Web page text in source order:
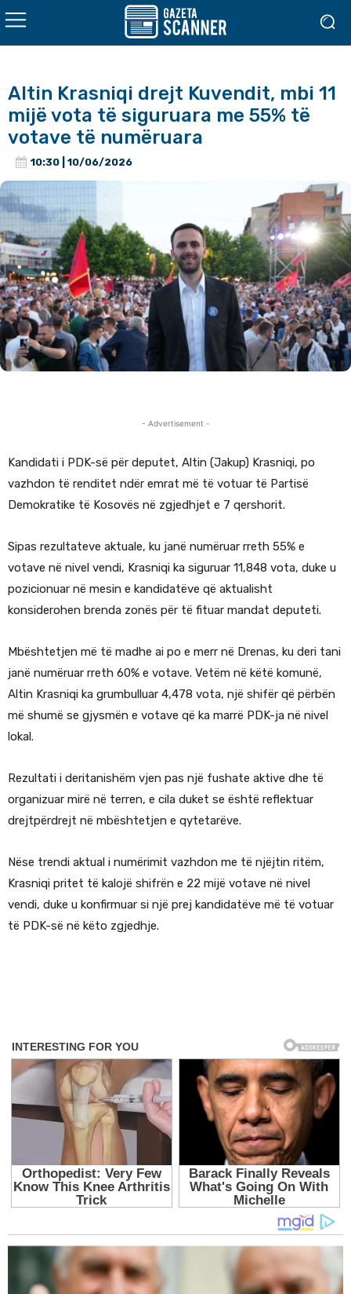
Altin Krasniqi drejt Kuvendit, mbi 11
mijë vota të siguruara me 55% të
votave të numëruara
10:30 | 10/06/2026
- Advertisement -
Kandidati i PDK-së për deputet, Altin (Jakup) Krasniqi, po
vazhdon të renditet ndër emrat më të votuar të Partisë
Demokratike të Kosovës në zgjedhjet e 7 qershorit.
Sipas rezultateve aktuale, ku janë numëruar rreth 55% e
votave në nivel vendi, Krasniqi ka siguruar 11,848 vota, duke u
pozicionuar në mesin e kandidatëve që aktualisht
konsiderohen brenda zonës për të fituar mandat deputeti.
Mbështetjen më të madhe ai po e merr në Drenas, ku deri tani
janë numëruar rreth 60% e votave. Vetëm në këtë komunë,
Altin Krasniqi ka grumbulluar 4,478 vota, një shifër që përbën
më shumë se gjysmën e votave që ka marrë PDK-ja në nivel
lokal.
Rezultati i deritanishëm vjen pas një fushate aktive dhe të
organizuar mirë në terren, e cila duket se është reflektuar
drejtpërdrejt në mbështetjen e qytetarëve.
Nëse trendi aktual i numërimit vazhdon me të njëjtin ritëm,
Krasniqi pritet të kalojë shifrën e 22 mijë votave në nivel
vendi, duke u konfirmuar si një prej kandidatëve më të votuar
të PDK-së në këto zgjedhje.